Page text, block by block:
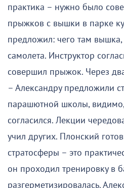
практика – нужно было
прыжков с вышки в парке
предложил: чего там вышка,
самолета. Инструктор
совершил прыжок. Через
– Александру предложили
парашютной школы,
согласился. Лекции
учил других. Плонский
стратосферы – это
он проходил тренировку в
разгерметизировалась.